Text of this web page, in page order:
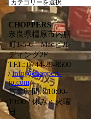
去
の
ブ
ロ
グ
カ
テ
ゴ
リ
ー
一
CHOPPERS
奈良県橿原市内膳
町1-5-6 Macビル
ディング2F
TEL: 0744-29-8600
/info@choppers-
jp.com
営業時間：10:00-
19:00 / 休み：火曜
日